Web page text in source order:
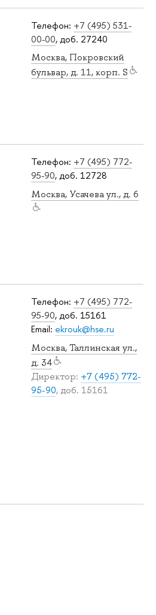
Телефон: +7 (495) 531-
00-00, доб. 27240
Москва, Покровский
бульвар, д. 11, корп. S
Телефон: +7 (495) 772-
95-90, доб. 12728
Москва, Усачева ул., д. 6
Телефон: +7 (495) 772-
95-90, доб. 15161
Email: ekrouk@hse.ru
Москва, Таллинская ул.,
д. 34
Директор: +7 (495) 772-
95-90, доб. 15161